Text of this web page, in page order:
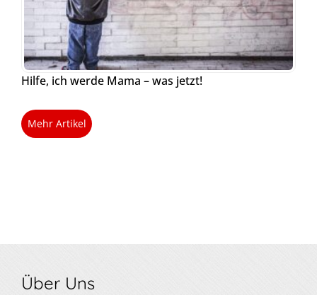
Hilfe, ich werde Mama – was jetzt!
Mehr Artikel
Über Uns